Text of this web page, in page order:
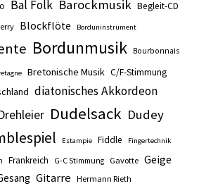
Bal Folk Barockmusik Begleit-CD
Blockflöte Borduninstrument
Bordunmusik Bourbonnais
Bretonische Musik C/F-Stimmung
diatonisches Akkordeon
Dudelsack Dudey
Estampie Fiddle Fingertechnik
Frankreich G-C Stimmung Gavotte Geige
Gitarre Hermann Rieth